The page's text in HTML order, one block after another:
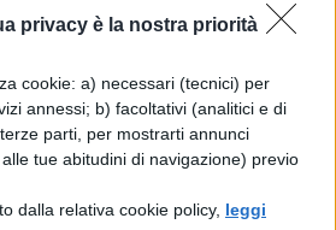
privacy è la nostra priorità
cookie: a) necessari (tecnici) per
annessi; b) facoltativi (analitici e di
parti, per mostrarti annunci
tue abitudini di navigazione) previo
dalla relativa cookie policy, leggi
gratuita sul sito web Sky
del login con le credenziali
del modulo telematico.